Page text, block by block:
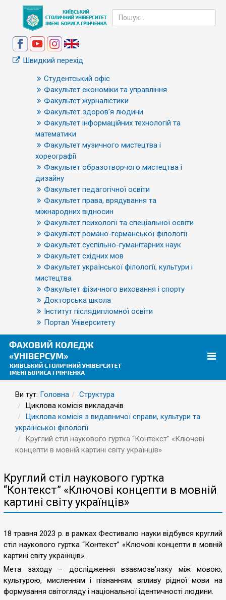
Швидкий перехід
Студентський офіс
Факультет економіки та управління
Факультет журналістики
Факультет здоров’я людини
Факультет інформаційних технологій та
математики
Факультет музичного мистецтва і
хореографії
Факультет образотворчого мистецтва і
дизайну
Факультет педагогічної освіти
Факультет права, врядування та
міжнародних відносин
Факультет психології та спеціальної освіти
Факультет романо-германської філології
Факультет суспільно-гуманітарних наук
Факультет східних мов
Факультет української філології, культури і
мистецтва
Факультет фізичного виховання і спорту
Докторська школа
Інститут післядипломної освіти
Портал Університету
Ви тут: Головна
Структура
Циклова комісія викладачів
Циклова комісія з видавничої справи, культури та
української філології
Круглий стіл наукового гуртка “Контекст” «Ключові
концепти в мовній картині світу українців»
Круглий стіл наукового гуртка
“Контекст” «Ключові концепти в мовній
картині світу українців»
18 травня 2023 р. в рамках Фестивалю науки відбувся круглий
стіл наукового гуртка “Контекст” «Ключові концепти в мовній
картині світу українців».
Мета заходу – дослідження взаємозв’язку між мовою,
культурою, мисленням і пізнанням; впливу рідної мови на
формування світогляду і національної ідентичності людини.